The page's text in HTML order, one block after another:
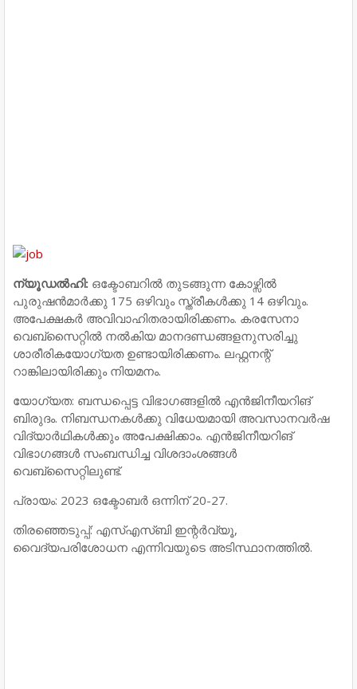
ന്യൂഡല്‍ഹി: ഒക്ടോബറില്‍ തുടങ്ങുന്ന കോഴ്സില്‍
പുരുഷന്‍മാര്‍ക്കു 175 ഒഴിവും സ്ത്രീകള്‍ക്കു 14 ഒഴിവും.
അപേക്ഷകര്‍ അവിവാഹിതരായിരിക്കണം. കരസേനാ
വെബ്സൈറ്റില്‍ നല്‍കിയ മാനദണ്ഡങ്ങളനുസരിച്ചു
ശാരീരികയോഗ്യത ഉണ്ടായിരിക്കണം. ലഫ്റ്റനന്റ്
റാങ്കിലായിരിക്കും നിയമനം.
യോഗ്യത: ബന്ധപ്പെട്ട വിഭാഗങ്ങളില്‍ എന്‍ജിനീയറിങ്
ബിരുദം. നിബന്ധനകള്‍ക്കു വിധേയമായി അവസാനവര്‍ഷ
വിദ്യാര്‍ഥികള്‍ക്കും അപേക്ഷിക്കാം. എന്‍ജിനീയറിങ്
വിഭാഗങ്ങള്‍ സംബന്ധിച്ച വിശദാംശങ്ങള്‍
വെബ്സൈറ്റിലുണ്ട്.
പ്രായം: 2023 ഒക്ടോബര്‍ ഒന്നിന് 20-27.
തിരഞ്ഞെടുപ്പ്: എസ്എസ്ബി ഇന്റര്‍വ്യൂ,
വൈദ്യപരിശോധന എന്നിവയുടെ അടിസ്ഥാനത്തില്‍.